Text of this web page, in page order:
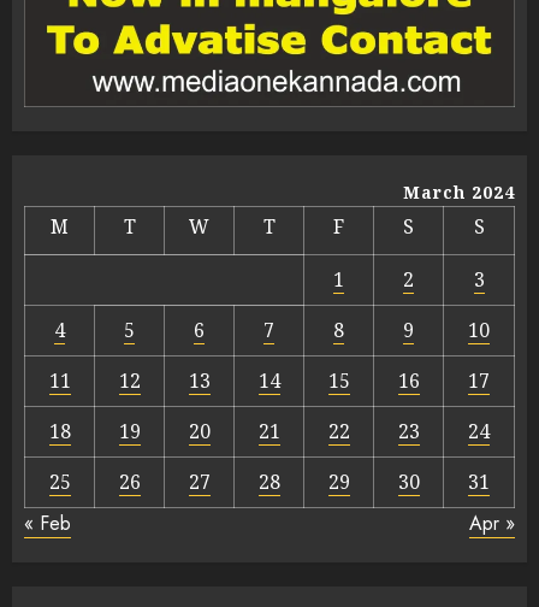
March 2024
M T W T F S
S
1
2
3
4
5 6 7 8 9
10
11
12 13 14 15 16
17
18
19 20 21 22 23
24
25
26 27 28 29 30 31
« Feb Apr »